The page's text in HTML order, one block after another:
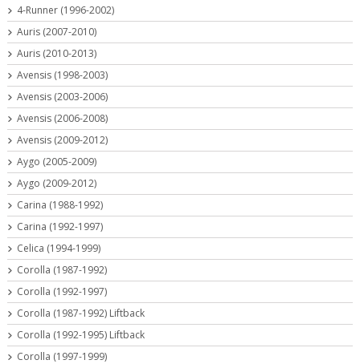
4-Runner (1996-2002)
Auris (2007-2010)
Auris (2010-2013)
Avensis (1998-2003)
Avensis (2003-2006)
Avensis (2006-2008)
Avensis (2009-2012)
Aygo (2005-2009)
Aygo (2009-2012)
Carina (1988-1992)
Carina (1992-1997)
Celica (1994-1999)
Corolla (1987-1992)
Corolla (1992-1997)
Corolla (1987-1992) Liftback
Corolla (1992-1995) Liftback
Corolla (1997-1999)